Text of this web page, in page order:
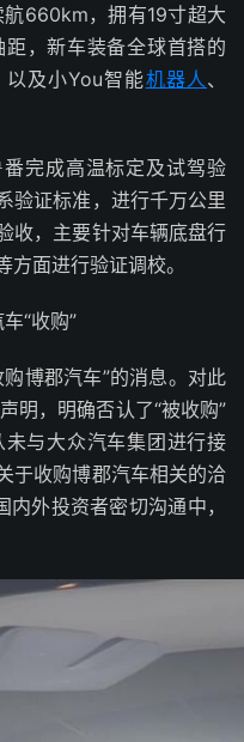
660km，拥有19寸超大
，新车装备全球首搭的
及小You智能机器人、
完成高温标定及试驾验
验证标准，进行千万公里
收，主要针对车辆底盘行
面进行验证调校。
“收购”
博郡汽车”的消息。对此
明，明确否认了“被收购”
与大众汽车集团进行接
于收购博郡汽车相关的洽
外投资者密切沟通中，